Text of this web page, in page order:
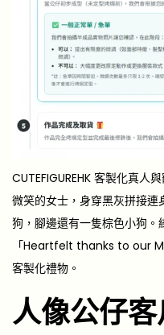
CUTEFIGUREHK 客製化真人
微笑的女士，身穿黑灰拼接
狗，腳邊還有一隻棕色小狗
「Heartfelt thanks to our
客製化禮物。
人像公仔